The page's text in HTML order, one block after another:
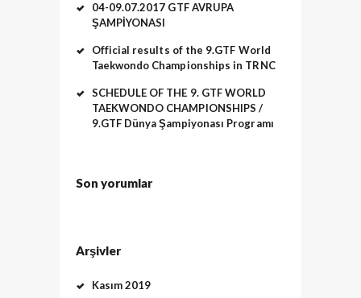
04-09.07.2017 GTF AVRUPA
ŞAMPİYONASI
Official results of the 9.GTF World
Taekwondo Championships in TRNC
SCHEDULE OF THE 9. GTF WORLD
TAEKWONDO CHAMPIONSHIPS /
9.GTF Dünya Şampiyonası Programı
Son yorumlar
Arşivler
Kasım 2019